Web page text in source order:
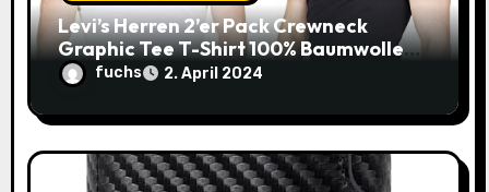
Levi’s Herren 2’er Pack Crewneck
Graphic Tee T-Shirt 100% Baumwolle
(Gr. XXS-XXL) – 20€ statt 36,19€!
fuchs 2. April 2024